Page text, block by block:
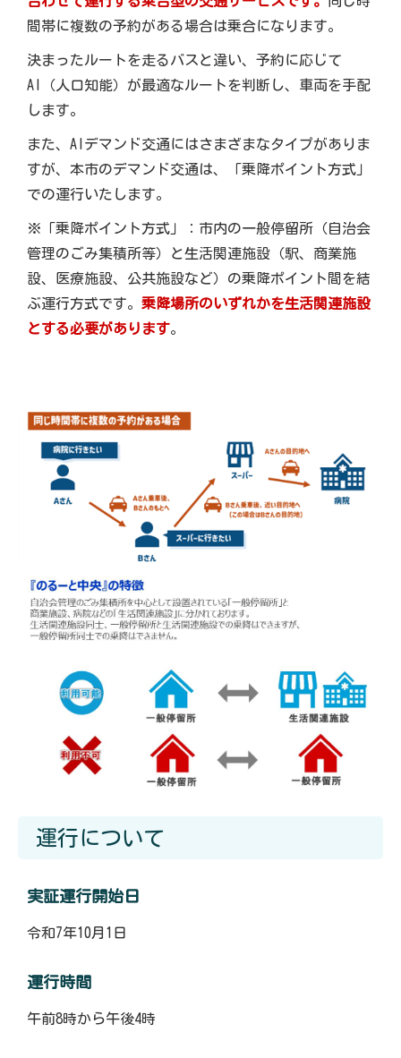
間帯に複数の予約がある場合は乗合になります。
決まったルートを走るバスと違い、予約に応じて
AI（人口知能）が最適なルートを判断し、車両を手配
します。
また、AIデマンド交通にはさまざまなタイプがありま
すが、本市のデマンド交通は、「乗降ポイント方式」
での運行いたします。
※「乗降ポイント方式」：市内の一般停留所（自治会
管理のごみ集積所等）と生活関連施設（駅、商業施
設、医療施設、公共施設など）の乗降ポイント間を結
ぶ運行方式です。 乗降場所のいずれかを生活関連施設
とする必要があります。
運行について
実証運行開始日
令和7年10月1日
運行時間
午前8時から午後4時